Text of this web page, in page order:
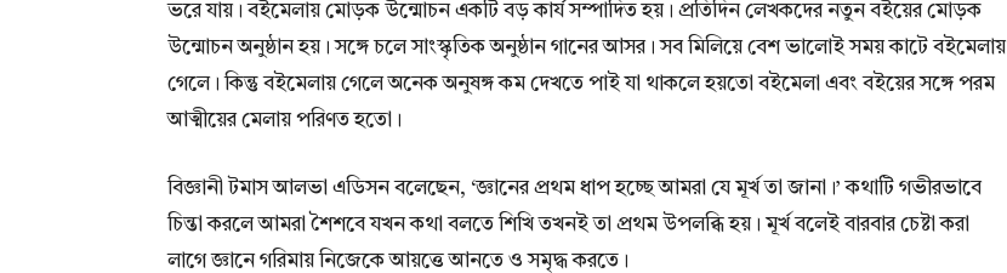
ভরে যায়। বইমেলায় মোড়ক উন্মোচন একটি বড় কার্য সম্পাদিত হয়। প্রতিদিন লেখকদের নতুন বইয়ের মোড়ক
উন্মোচন অনুষ্ঠান হয়। সঙ্গে চলে সাংস্কৃতিক অনুষ্ঠান গানের আসর। সব মিলিয়ে বেশ ভালোই সময় কাটে বইমেলায়
গেলে। কিন্তু বইমেলায় গেলে অনেক অনুষঙ্গ কম দেখতে পাই যা থাকলে হয়তো বইমেলা এবং বইয়ের সঙ্গে পরম
আত্মীয়ের মেলায় পরিণত হতো।
বিজ্ঞানী টমাস আলভা এডিসন বলেছেন, ‘জ্ঞানের প্রথম ধাপ হচ্ছে আমরা যে মূর্খ তা জানা।’ কথাটি গভীরভাবে
চিন্তা করলে আমরা শৈশবে যখন কথা বলতে শিখি তখনই তা প্রথম উপলব্ধি হয়। মূর্খ বলেই বারবার চেষ্টা করা
লাগে জ্ঞানে গরিমায় নিজেকে আয়ত্তে আনতে ও সমৃদ্ধ করতে।